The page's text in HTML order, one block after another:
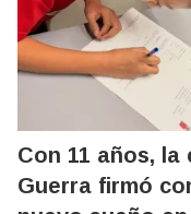
Con 11 años,
Guerra firmó